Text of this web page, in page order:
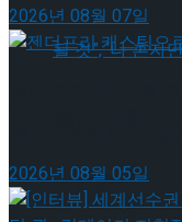
[인터뷰] “세
이호원
공연이 될 것
2026년 08월 07일
2026년 08월 05일